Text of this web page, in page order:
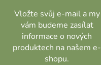
Vložte svůj e-mail a my
vám budeme zasílat
informace o nových
produktech na našem e-
shopu.